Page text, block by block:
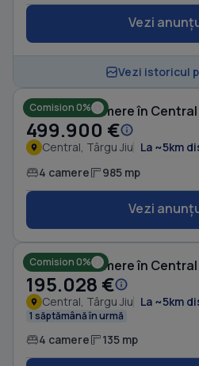
Vezi
Vezi istoricul
Comision 0%
Casă cu 4 camere în Central
499.900 €
Central, Târgu Jiu La ~5km
4 camere 985 mp
Vezi
Comision 0%
Casă cu 4 camere în Central
195.028 €
Central, Târgu Jiu La ~5km
1 săptămână în urmă
4 camere 135 mp